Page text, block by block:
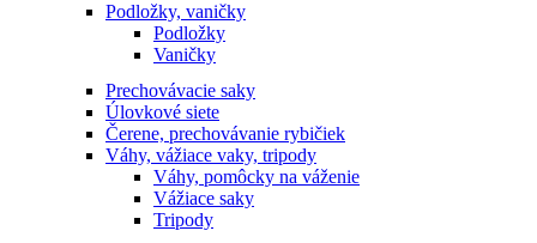
Podložky, vaničky
Podložky
Vaničky
Prechovávacie saky
Úlovkové siete
Čerene, prechovávanie rybičiek
Váhy, vážiace vaky, tripody
Váhy, pomôcky na váženie
Vážiace saky
Tripody